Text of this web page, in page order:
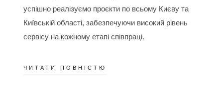
успішно реалізуємо проєкти по всьому Києву та
Київській області, забезпечуючи високий рівень
сервісу на кожному етапі співпраці.
ЧИТАТИ ПОВНІСТЮ